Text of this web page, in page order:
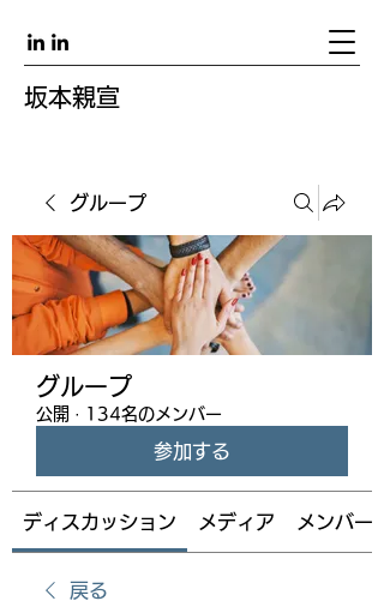
坂本親宣
グループ
グループ
公開 · 134名のメンバー
参加する
ディスカッション メディア メンバー
戻る